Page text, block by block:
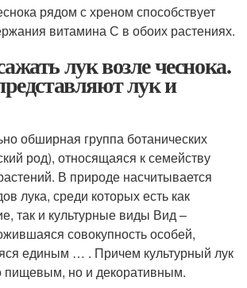
рядом с хреном способствует
витамина С в обоих растениях.
лук возле чеснока.
лук и
обширная группа ботанических
род), относящаяся к семейству
В природе насчитывается
лука, среди которых есть как
так и культурные виды Вид –
совокупность особей,
единым … . Причем культурный лук
пищевым, но и декоративным.